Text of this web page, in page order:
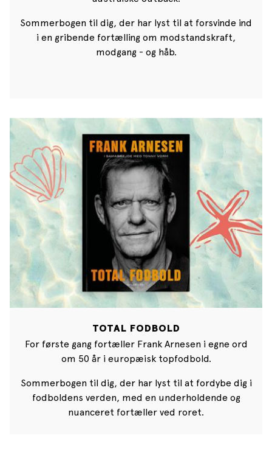
Sommerbogen til dig, der har lyst til at forsvinde ind
i en gribende fortælling om modstandskraft,
modgang - og håb.
TOTAL FODBOLD
For første gang fortæller Frank Arnesen i egne ord
om 50 år i europæisk topfodbold.
Sommerbogen til dig, der har lyst til at fordybe dig i
fodboldens verden, med en underholdende og
nuanceret fortæller ved roret.